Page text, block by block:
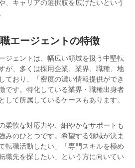
、キャリアの選択肢を広げたいという
エージェントの特徴
ジェントは、幅広い領域を扱う中堅転
が、多くは採用企業、業界、職種、地
ており、「密度の濃い情報提供ができ
です。特化している業界・職種出身者
して所属しているケースもあります。
柔軟な対応力や、細やかなサポートも
みのひとつです。希望する領域が決ま
転職活動したい」「専門スキルを極め
職先を探したい」という方に向いてい